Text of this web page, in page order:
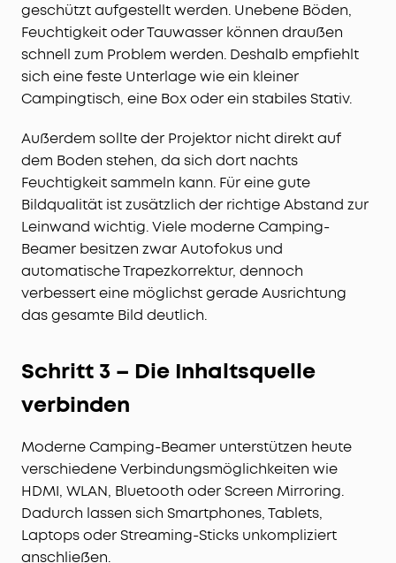
geschützt aufgestellt werden. Unebene Böden,
Feuchtigkeit oder Tauwasser können draußen
schnell zum Problem werden. Deshalb empfiehlt
sich eine feste Unterlage wie ein kleiner
Campingtisch, eine Box oder ein stabiles Stativ.
Außerdem sollte der Projektor nicht direkt auf
dem Boden stehen, da sich dort nachts
Feuchtigkeit sammeln kann. Für eine gute
Bildqualität ist zusätzlich der richtige Abstand zur
Leinwand wichtig. Viele moderne Camping-
Beamer besitzen zwar Autofokus und
automatische Trapezkorrektur, dennoch
verbessert eine möglichst gerade Ausrichtung
das gesamte Bild deutlich.
Schritt 3 – Die Inhaltsquelle
verbinden
Moderne Camping-Beamer unterstützen heute
verschiedene Verbindungsmöglichkeiten wie
HDMI, WLAN, Bluetooth oder Screen Mirroring.
Dadurch lassen sich Smartphones, Tablets,
Laptops oder Streaming-Sticks unkompliziert
anschließen.